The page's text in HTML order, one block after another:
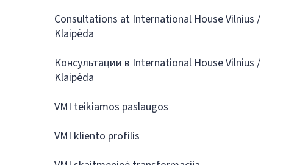
Consultations at International House Vilnius /
Klaipėda
Консультации в International House Vilnius /
Klaipėda
VMI teikiamos paslaugos
VMI kliento profilis